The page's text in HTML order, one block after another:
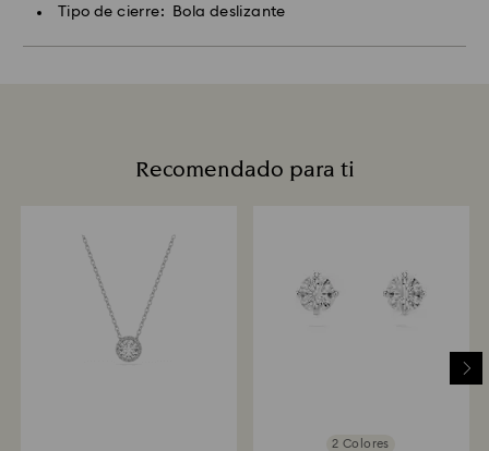
Tipo de cierre: Bola deslizante
Recomendado para ti
2 Colores